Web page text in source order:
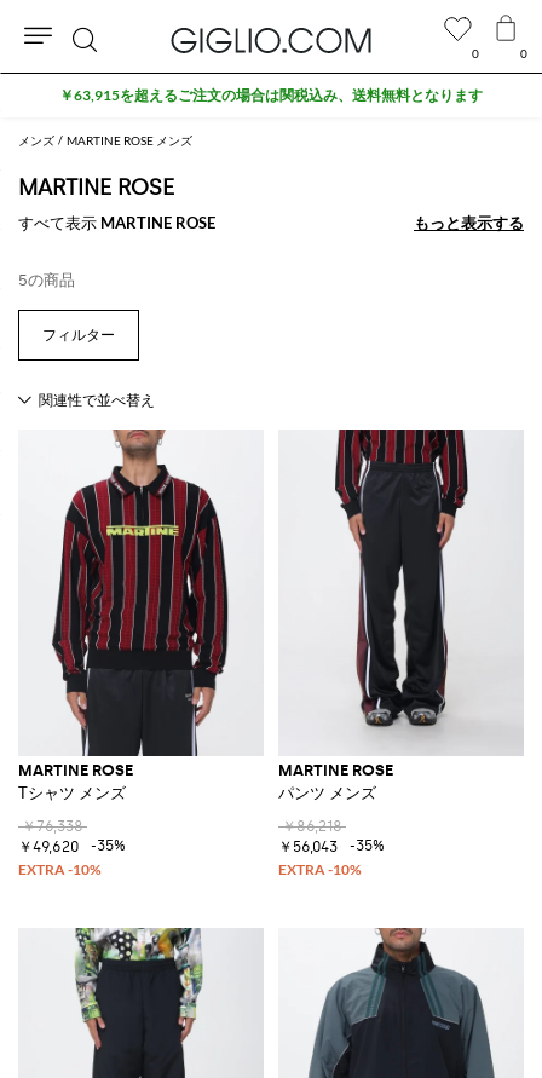
メンズ MARTINE ROSE メンズ
MARTINE ROSE
すべて表示 MARTINE ROSE もっと表示する
もっと表示する
5の商品
MARTINE ROSE
Tシャツ メンズ
￥76,338
￥49,620
-35%
MARTINE ROSE
パンツ メンズ
￥86,218
￥56,043
-35%
0 0
検
索
￥63,915を超えるご注文の場合は関税込み、送料無料となります